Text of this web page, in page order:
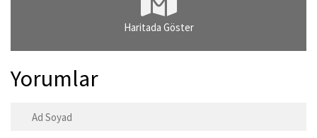
Haritada Göster
Yorumlar